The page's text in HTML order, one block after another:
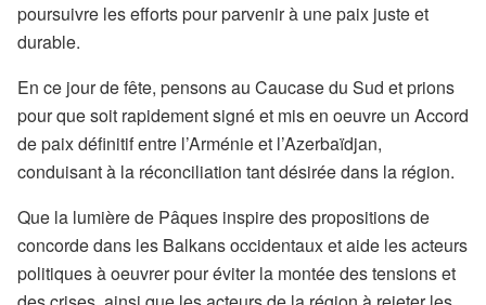
poursuivre les efforts pour parvenir à une paix juste et
durable.
En ce jour de fête, pensons au Caucase du Sud et prions
pour que soit rapidement signé et mis en oeuvre un Accord
de paix définitif entre l’Arménie et l’Azerbaïdjan,
conduisant à la réconciliation tant désirée dans la région.
Que la lumière de Pâques inspire des propositions de
concorde dans les Balkans occidentaux et aide les acteurs
politiques à oeuvrer pour éviter la montée des tensions et